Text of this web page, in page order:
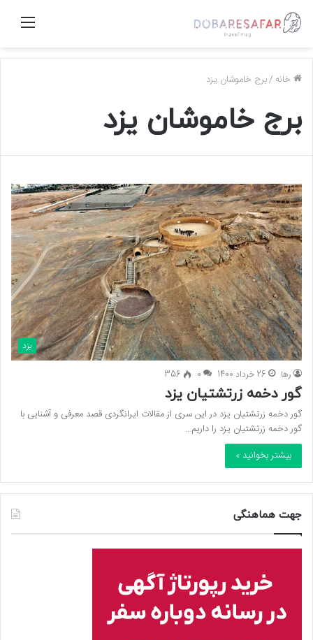
منو
خانه /برج خاموشان یزد
برج خاموشان یزد
یزد
رها 26 خرداد 1400 0
356
گور دخمه زرتشتیان یزد
گور دخمه زرتشتیان یزد در این سری از مقالات ایرانگردی قصد معرفی و آشنایی با
گور دخمه زرتشتیان یزد را داریم…
بیشتر بخوانید »
جهت هماهنگی